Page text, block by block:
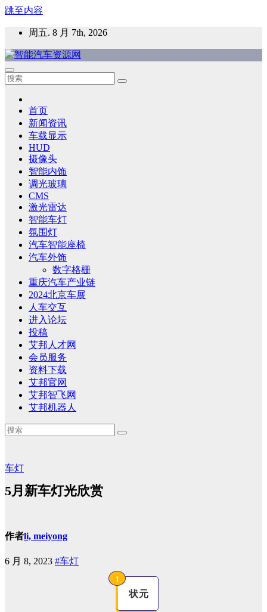
跳至内容
周五. 8 月 7th, 2026
智能汽车资源网
智能表面，智能内饰，新能源汽车，HMI，人车交互，智能车
首页
新闻资讯
车载显示
HUD
摄像头
智能内饰
调光玻璃
CMS
激光雷达
智能车灯
氛围灯
汽车智能座椅
汽车外饰
数字格栅
重庆汽车产业链
2024北京车展
人车交互
进入论坛
投稿
艾邦人才网
会员服务
资料下载
艾邦官网
艾邦智飞网
艾邦机器人
车灯
5月新车灯光欣赏
作者li, meiyong
6 月 8, 2023 #车灯
1
状元